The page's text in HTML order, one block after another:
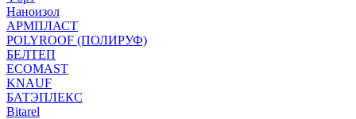
Наноизол
АРМПЛАСТ
POLYROOF (ПОЛИРУФ)
БЕЛТЕП
ECOMAST
KNAUF
БАТЭПЛЕКС
Bitarel